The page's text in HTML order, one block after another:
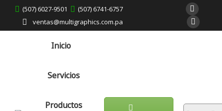
(507) 6027-9501
(507) 6741-6757
ventas@multigraphics.com.pa
Inicio
Servicios
Productos